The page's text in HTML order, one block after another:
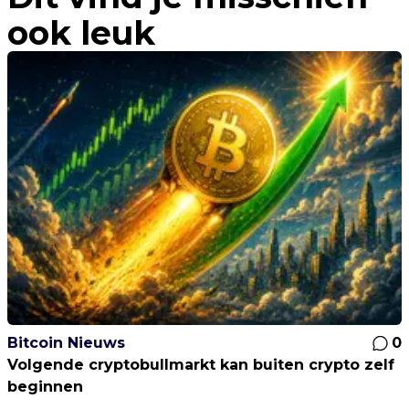
ook leuk
Bitcoin Nieuws
0
Volgende cryptobullmarkt kan buiten crypto zelf
beginnen